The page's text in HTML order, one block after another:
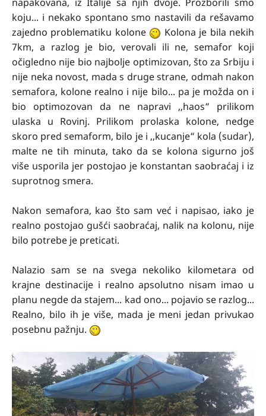
koju... i nekako spontano smo nastavili da rešavamo
zajedno problematiku kolone
Kolona je bila nekih
7km, a razlog je bio, verovali ili ne, semafor koji
očigledno nije bio najbolje optimizovan, što za Srbiju i
nije neka novost, mada s druge strane, odmah nakon
semafora, kolone realno i nije bilo... pa je možda on i
bio optimozovan da ne napravi ,,haos“ prilikom
ulaska u Rovinj. Prilikom prolaska kolone, nedge
skoro pred semaform, bilo je i ,,kucanje“ kola (sudar),
malte ne tih minuta, tako da se kolona sigurno još
više usporila jer postojao je konstantan saobraćaj i iz
suprotnog smera.
Nakon semafora, kao što sam već i napisao, iako je
realno postojao gušći saobraćaj, nalik na kolonu, nije
bilo potrebe je preticati.
Nalazio sam se na svega nekoliko kilometara od
krajne destinacije i realno apsolutno nisam imao u
planu negde da stajem... kad ono... pojavio se razlog...
Realno, bilo ih je više, mada je meni jedan privukao
posebnu pažnju.